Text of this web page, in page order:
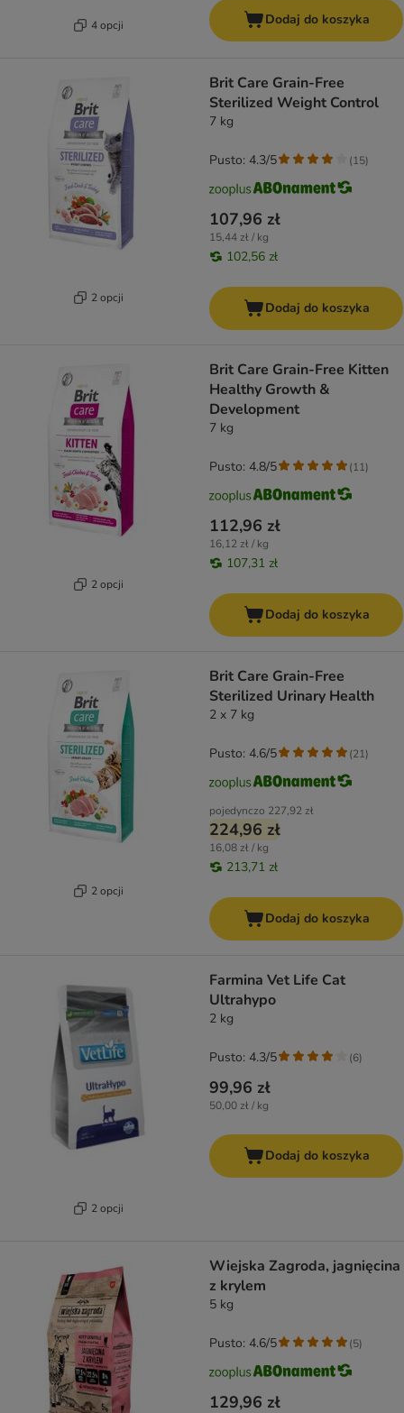
4 opcji Dodaj do koszyka
2 opcji
Brit Care Grain-Free
Sterilized Weight Control
7 kg
107,96 zł
15,44 zł / kg
102,56 zł
Pusto: 4.3/5 (15)
Dodaj do koszyka
2 opcji
Brit Care Grain-Free Kitten
Healthy Growth &
Development
7 kg
112,96 zł
16,12 zł / kg
107,31 zł
Pusto: 4.8/5 (11)
Dodaj do koszyka
2 opcji
Brit Care Grain-Free
Sterilized Urinary Health
2 x 7 kg
pojedynczo 227,92 zł
224,96 zł
16,08 zł / kg
213,71 zł
Pusto: 4.6/5 (21)
Dodaj do koszyka
2 opcji
Farmina Vet Life Cat
Ultrahypo
2 kg
99,96 zł
50,00 zł / kg
Pusto: 4.3/5 (6)
Dodaj do koszyka
Wiejska Zagroda, jagnięcina
z krylem
5 kg
129,96 zł
Pusto: 4.6/5 (5)